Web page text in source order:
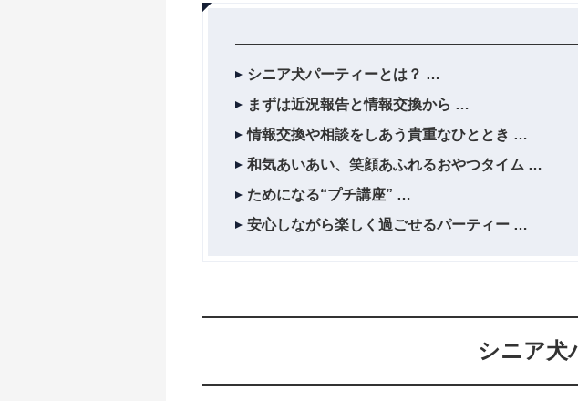
シニア犬パーティーとは？
まずは近況報告と情報交換から
情報交換や相談をしあう貴重なひととき
和気あいあい、笑顔あふれるおやつタイム
ためになる“プチ講座”
安心しながら楽しく過ごせるパーティー
シニア犬